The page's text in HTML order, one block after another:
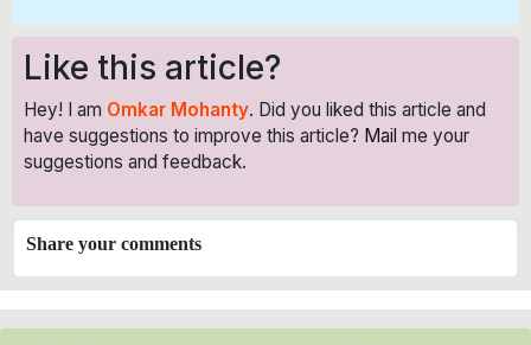
Like this article?
Hey! I am Omkar Mohanty. Did you liked this article and
have suggestions to improve this article? Mail me your
suggestions and feedback.
Share your comments